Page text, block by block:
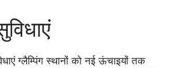
ग्लैम्पिंग स्थानों को नई ऊंचाइयों तक